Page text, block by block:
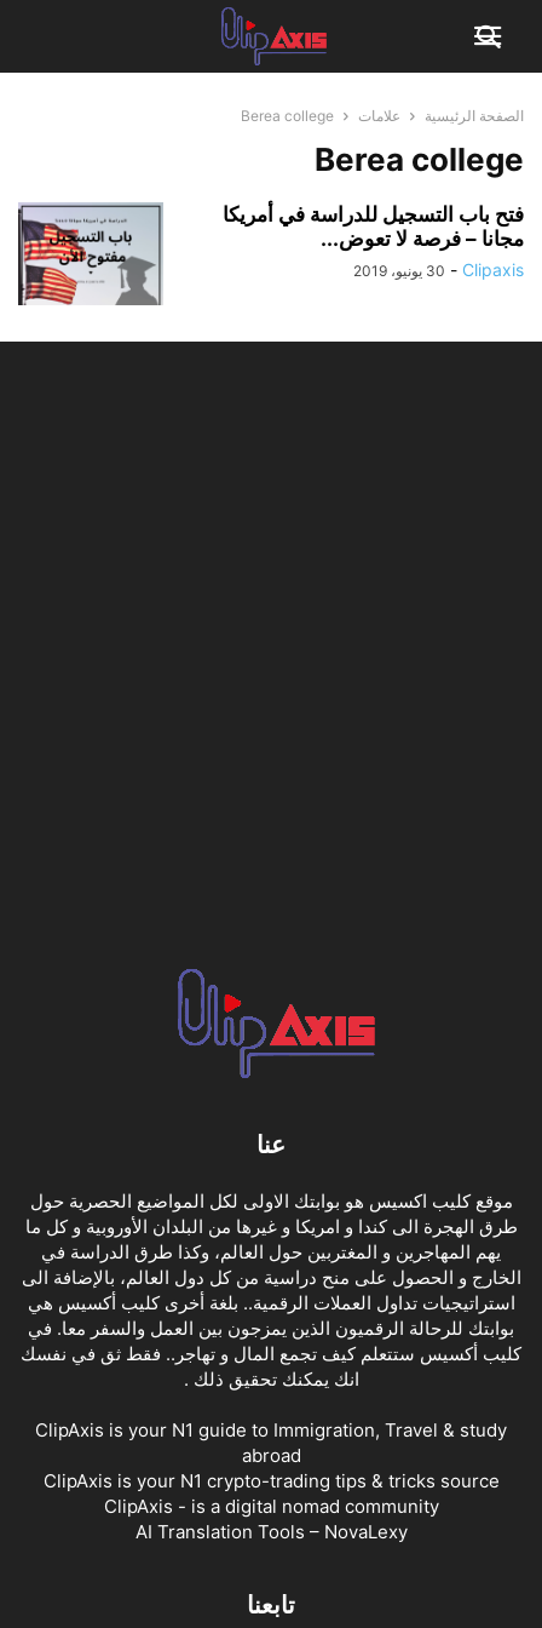
الصفحة الرئيسية علامات Berea college
Berea college
فتح باب التسجيل للدراسة في أمريكا
مجانا – فرصة لا تعوض...
Clipaxis
- 30 يونيو، 2019
عنا
موقع كليب اكسيس هو بوابتك الاولى لكل المواضيع الحصرية حول
طرق الهجرة الى كندا و امريكا و غيرها من البلدان الأوروبية و كل ما
يهم المهاجرين و المغتربين حول العالم، وكذا طرق الدراسة في
الخارج و الحصول على منح دراسية من كل دول العالم، بالإضافة الى
استراتيجيات تداول العملات الرقمية.. بلغة أخرى كليب أكسيس هي
بوابتك للرحالة الرقميون الذين يمزجون بين العمل والسفر معا. في
كليب أكسيس ستتعلم كيف تجمع المال و تهاجر.. فقط ثق في نفسك
انك يمكنك تحقيق ذلك .
ClipAxis is your N1 guide to Immigration, Travel & study
abroad
ClipAxis is your N1 crypto-trading tips & tricks source
ClipAxis - is a digital nomad community
AI Translation Tools – NovaLexy
تابعنا